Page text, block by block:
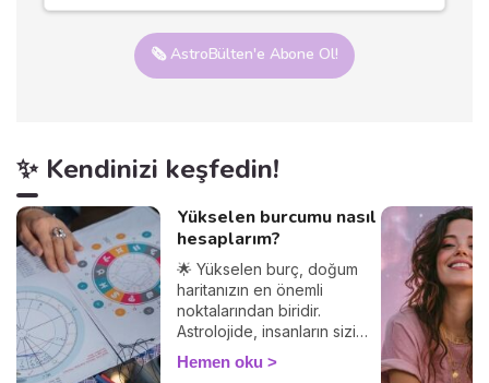
🗞️ AstroBülten'e Abone Ol!
✨ Kendinizi keşfedin!
Yükselen burcumu nasıl
hesaplarım?
🌟 Yükselen burç, doğum
haritanızın en önemli
noktalarından biridir.
Astrolojide, insanların sizi
nasıl gördüğünü ve
diğerleriyle olan
Hemen oku